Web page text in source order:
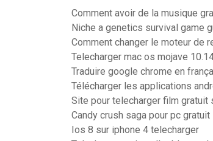
Comment avoir de la musique
Niche a genetics survival game
Comment changer le moteur de
Telecharger mac os mojave
Traduire google chrome en
Télécharger les applications
Site pour telecharger film gratuit
Candy crush saga pour pc gratuit
Ios 8 sur iphone 4 telecharger